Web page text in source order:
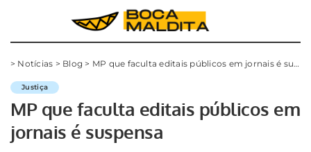
> Notícias > Blog > MP que faculta editais públicos em jornais é suspensa
Justiça
MP que faculta editais públicos em
jornais é suspensa